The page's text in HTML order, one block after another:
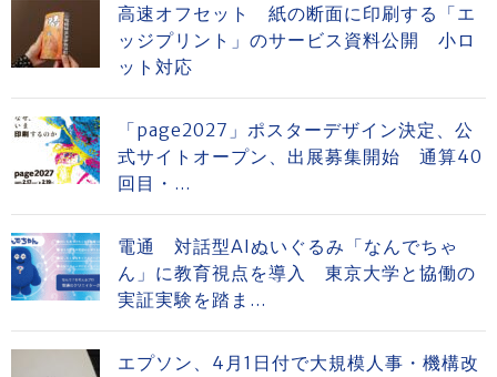
高速オフセット 紙の断面に印刷する「エ
ッジプリント」のサービス資料公開 小ロ
ット対応
「page2027」ポスターデザイン決定、公
式サイトオープン、出展募集開始 通算40
回目・...
電通 対話型AIぬいぐるみ「なんでちゃ
ん」に教育視点を導入 東京大学と協働の
実証実験を踏ま...
エプソン、4月1日付で大規模人事・機構改